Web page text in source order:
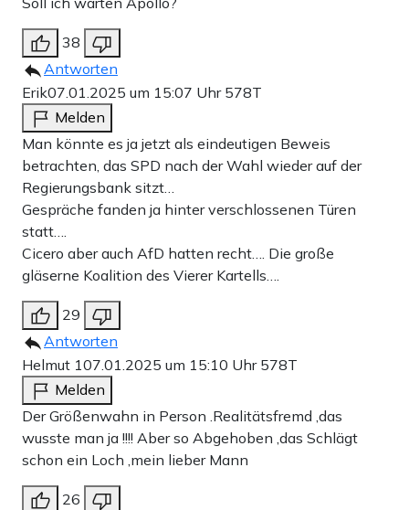
38
Antworten
Erik07.01.2025 um 15:07 Uhr 578T
Melden
Man könnte es ja jetzt als eindeutigen Beweis
betrachten, das SPD nach der Wahl wieder auf der
Regierungsbank sitzt…
Gespräche fanden ja hinter verschlossenen Türen
statt….
Cicero aber auch AfD hatten recht…. Die große
gläserne Koalition des Vierer Kartells….
29
Antworten
Helmut 107.01.2025 um 15:10 Uhr 578T
Melden
Der Größenwahn in Person .Realitätsfremd ,das
wusste man ja !!!! Aber so Abgehoben ,das Schlägt
schon ein Loch ,mein lieber Mann
26